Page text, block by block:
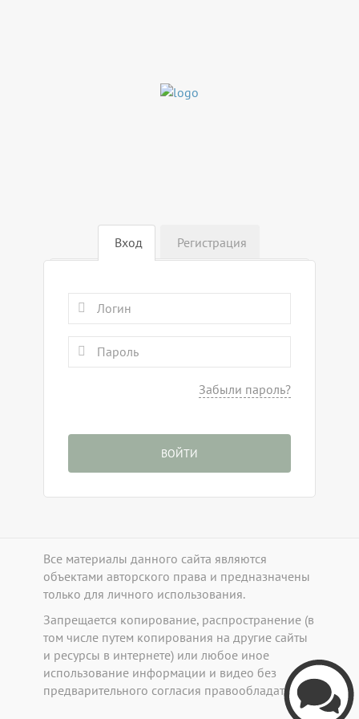
Вход Регистрация
Забыли пароль?
ВОЙТИ
Все материалы данного сайта являются
объектами авторского права и предназначены
только для личного использования.
Запрещается копирование, распространение (в
том числе путем копирования на другие сайты
и ресурсы в интернете) или любое иное
использование информации и видео без
предварительного согласия правообладателя.
Callpy
b